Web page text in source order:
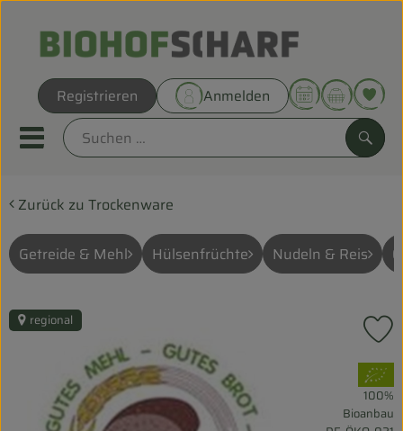
Registrieren Anmelden
Mobiles Menu öffnen oder
Direkt vom Hof
Biokörbe
THEMENWELTEN
UNSERE BIOKÖRBE
ANGEBOT
Entspannt durch die FERIEN
Zurück zu Trockenware
Getreide & Mehl Hülsenfrüchte Nudeln & Reis
regional
, Verband:
100%
Bioanbau